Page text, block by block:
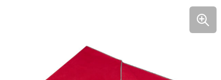
Zakelijke Tassen
Geboorte- & Kraamcadeau's